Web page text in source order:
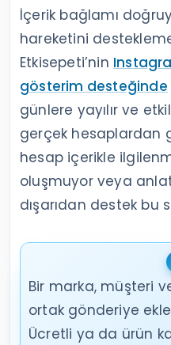
İçerik bağlamı
hareketini
Etkisepeti’nin
gösterim desteğinde
günlere yayılır ve
gerçek hesaplardan
hesap içerikle
oluşmuyor veya
dışarıdan destek bu
Bir marka, müşteri
ortak gönderiye
Ücretli ya da ürün